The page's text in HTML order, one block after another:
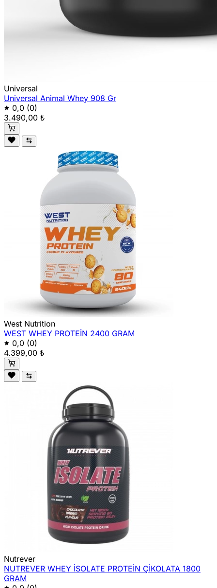
Universal
Universal Animal Whey 908 Gr
0,0 (0)
3.490,00 ₺
West Nutrition
WEST WHEY PROTEİN 2400 GRAM
0,0 (0)
4.399,00 ₺
Nutrever
NUTREVER WHEY İSOLATE PROTEİN ÇİKOLATA 1800
GRAM